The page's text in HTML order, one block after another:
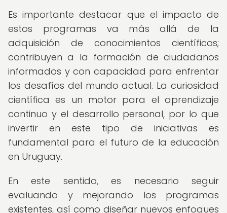
Es importante destacar que el impacto de
estos programas va más allá de la
adquisición de conocimientos científicos;
contribuyen a la formación de ciudadanos
informados y con capacidad para enfrentar
los desafíos del mundo actual. La curiosidad
científica es un motor para el aprendizaje
continuo y el desarrollo personal, por lo que
invertir en este tipo de iniciativas es
fundamental para el futuro de la educación
en Uruguay.
En este sentido, es necesario seguir
evaluando y mejorando los programas
existentes, así como diseñar nuevos enfoques